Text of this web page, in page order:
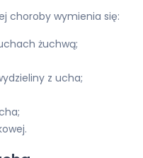
choroby wymienia się:
żuchwą;
z ucha;